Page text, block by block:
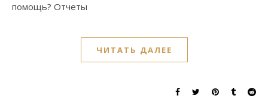
помощь? Отчеты
ЧИТАТЬ ДАЛЕЕ